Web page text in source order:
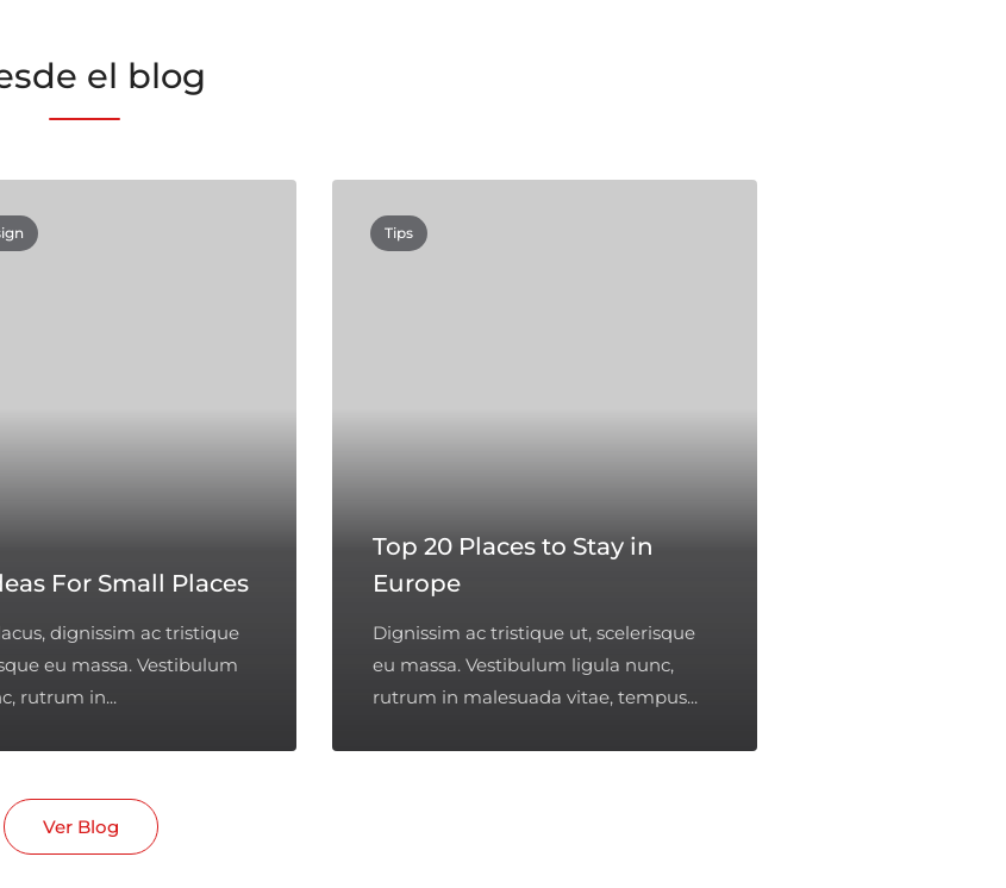
el blog
For Small Places
dignissim ac tristique
eu massa. Vestibulum
rutrum in...
Tips
Top 20 Places to Stay in
Europe
Dignissim ac tristique ut, scelerisque
eu massa. Vestibulum ligula nunc,
rutrum in malesuada vitae, tempus...
Ver Blog